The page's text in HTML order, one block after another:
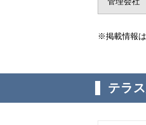
※掲載情報は
テラ